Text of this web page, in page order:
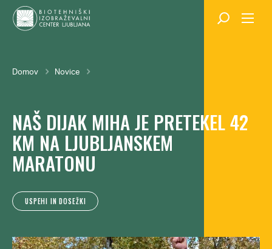
Skok
na
Breadcrumb
Domov Novice
NAŠ DIJAK MIHA JE PRETEKEL 42
KM NA LJUBLJANSKEM
MARATONU
USPEHI IN DOSEŽKI